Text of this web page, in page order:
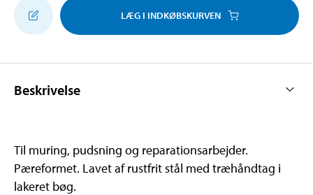
LÆG I INDKØBSKURVEN
Beskrivelse
Til muring, pudsning og reparationsarbejder.
Pæreformet. Lavet af rustfrit stål med træhåndtag i
lakeret bøg.